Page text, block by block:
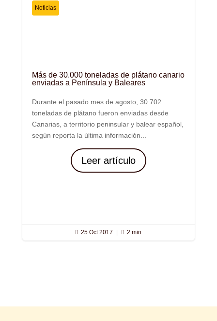
Noticias
Más de 30.000 toneladas de plátano canario
enviadas a Península y Baleares
Durante el pasado mes de agosto, 30.702
toneladas de plátano fueron enviadas desde
Canarias, a territorio peninsular y balear español,
según reporta la última información...
Leer artículo
 25 Oct 2017  2 min